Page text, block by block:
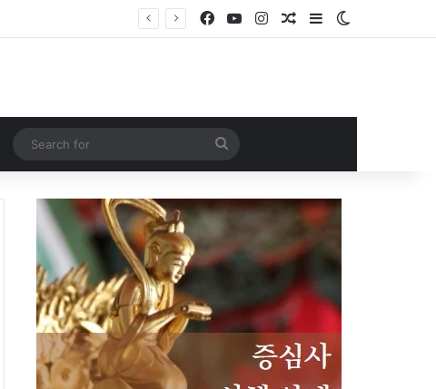
Facebook
YouTubeInstagramRandom Article
Sidebar
for